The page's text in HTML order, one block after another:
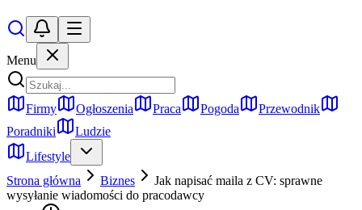
Menu
Firmy Ogłoszenia Praca Pogoda
Przewodnik
Poradniki
Ludzie
Lifestyle
Strona główna
Biznes
Jak napisać maila z CV: sprawne
wysyłanie wiadomości do pracodawcy